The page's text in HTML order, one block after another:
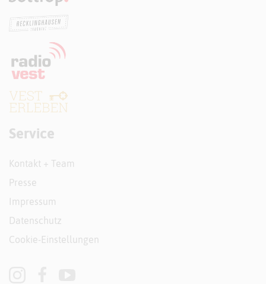
Service
Kontakt + Team
Presse
Impressum
Datenschutz
Cookie-Einstellungen